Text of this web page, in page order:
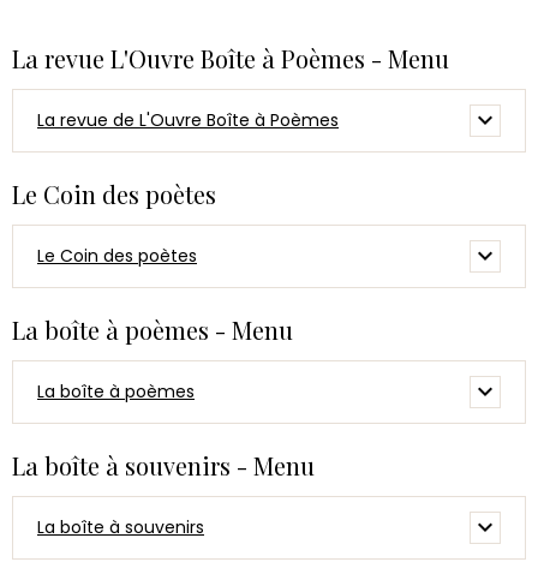
La revue L'Ouvre Boîte à Poèmes - Menu
La revue de L'Ouvre Boîte à Poèmes
Le Coin des poètes
Le Coin des poètes
La boîte à poèmes - Menu
La boîte à poèmes
La boîte à souvenirs - Menu
La boîte à souvenirs